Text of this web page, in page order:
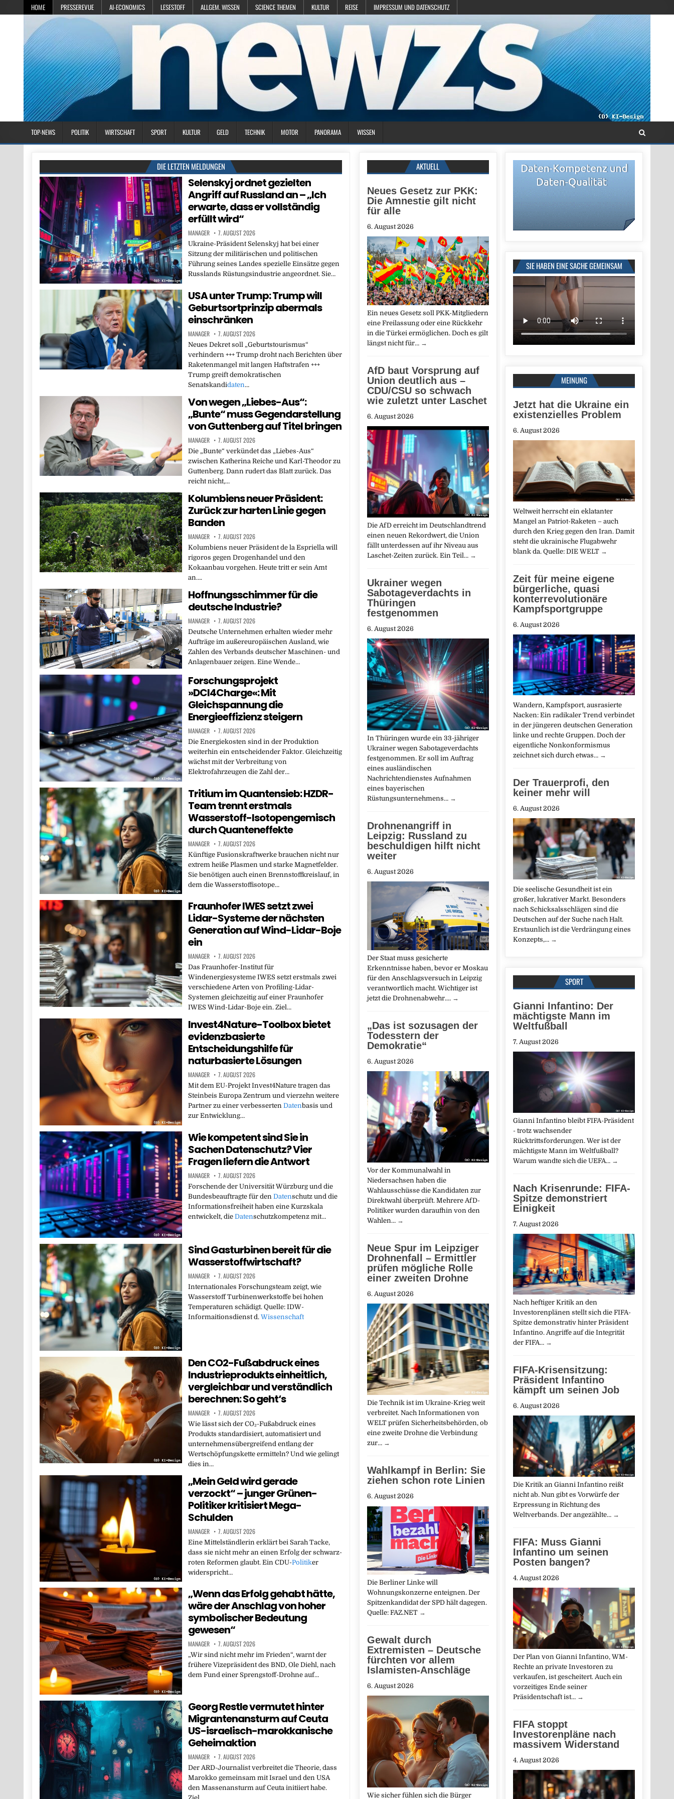
HOME PRESSEREVUE AI-ECONOMICS LESESTOFF ALLGEM. WISSEN SCIENCE THEMEN KULTUR REISE IMPRESSUM UND DATENSCHUTZ
TOP-NEWS POLITIK WIRTSCHAFT SPORT KULTUR GELD TECHNIK MOTOR PANORAMA WISSEN
DIE LETZTEN MELDUNGEN
Selenskyj ordnet gezielten
Angriff auf Russland an – „Ich
erwarte, dass er vollständig
erfüllt wird“
MANAGER 7. AUGUST 2026
Ukraine-Präsident Selenskyj hat bei einer
Sitzung der militärischen und politischen
Führung seines Landes spezielle Einsätze gegen
Russlands Rüstungsindustrie angeordnet. Sie…
USA unter Trump: Trump will
Geburtsortprinzip abermals
einschränken
MANAGER 7. AUGUST 2026
Neues Dekret soll „Geburtstourismus“
verhindern +++ Trump droht nach Berichten über
Raketenmangel mit langen Haftstrafen +++
Trump greift demokratischen
Senatskandidaten…
Von wegen „Liebes-Aus“:
„Bunte“ muss Gegendarstellung
von Guttenberg auf Titel bringen
MANAGER 7. AUGUST 2026
Die „Bunte“ verkündet das „Liebes-Aus“
zwischen Katherina Reiche und Karl-Theodor zu
Guttenberg. Dann rudert das Blatt zurück. Das
reicht nicht,…
Kolumbiens neuer Präsident:
Zurück zur harten Linie gegen
Banden
MANAGER 7. AUGUST 2026
Kolumbiens neuer Präsident de la Espriella will
rigoros gegen Drogenhandel und den
Kokaanbau vorgehen. Heute tritt er sein Amt
an….
Hoffnungsschimmer für die
deutsche Industrie?
MANAGER 7. AUGUST 2026
Deutsche Unternehmen erhalten wieder mehr
Aufträge im außereuropäischen Ausland, wie
Zahlen des Verbands deutscher Maschinen- und
Anlagenbauer zeigen. Eine Wende…
Forschungsprojekt
»DCI4Charge«: Mit
Gleichspannung die
Energieeffizienz steigern
MANAGER 7. AUGUST 2026
Die Energiekosten sind in der Produktion
weiterhin ein entscheidender Faktor. Gleichzeitig
wächst mit der Verbreitung von
Elektrofahrzeugen die Zahl der…
Tritium im Quantensieb: HZDR-
Team trennt erstmals
Wasserstoff-Isotopengemisch
durch Quanteneffekte
MANAGER 7. AUGUST 2026
Künftige Fusionskraftwerke brauchen nicht nur
extrem heiße Plasmen und starke Magnetfelder.
Sie benötigen auch einen Brennstoffkreislauf, in
dem die Wasserstoffisotope…
Fraunhofer IWES setzt zwei
Lidar-Systeme der nächsten
Generation auf Wind-Lidar-Boje
ein
MANAGER 7. AUGUST 2026
Das Fraunhofer-Institut für
Windenergiesysteme IWES setzt erstmals zwei
verschiedene Arten von Profiling-Lidar-
Systemen gleichzeitig auf einer Fraunhofer
IWES Wind-Lidar-Boje ein. Ziel…
Invest4Nature-Toolbox bietet
evidenzbasierte
Entscheidungshilfe für
naturbasierte Lösungen
MANAGER 7. AUGUST 2026
Mit dem EU-Projekt Invest4Nature tragen das
Steinbeis Europa Zentrum und vierzehn weitere
Partner zu einer verbesserten Datenbasis und
zur Entwicklung…
Wie kompetent sind Sie in
Sachen Datenschutz? Vier
Fragen liefern die Antwort
MANAGER 7. AUGUST 2026
Forschende der Universität Würzburg und die
Bundesbeauftragte für den Datenschutz und die
Informationsfreiheit haben eine Kurzskala
entwickelt, die Datenschutzkompetenz mit…
Sind Gasturbinen bereit für die
Wasserstoffwirtschaft?
MANAGER 7. AUGUST 2026
Internationales Forschungsteam zeigt, wie
Wasserstoff Turbinenwerkstoffe bei hohen
Temperaturen schädigt. Quelle: IDW-
Informaitionsdienst d. Wissenschaft
Den CO2-Fußabdruck eines
Industrieprodukts einheitlich,
vergleichbar und verständlich
berechnen: So geht‘s
MANAGER 7. AUGUST 2026
Wie lässt sich der CO₂-Fußabdruck eines
Produkts standardisiert, automatisiert und
unternehmensübergreifend entlang der
Wertschöpfungskette ermitteln? Und wie gelingt
dies in…
„Mein Geld wird gerade
verzockt“ – junger Grünen-
Politiker kritisiert Mega-
Schulden
MANAGER 7. AUGUST 2026
Eine Mittelständlerin erklärt bei Sarah Tacke,
dass sie nicht mehr an einen Erfolg der schwarz-
roten Reformen glaubt. Ein CDU-Politiker
widerspricht…
„Wenn das Erfolg gehabt hätte,
wäre der Anschlag von hoher
symbolischer Bedeutung
gewesen“
MANAGER 7. AUGUST 2026
„Wir sind nicht mehr im Frieden“, warnt der
frühere Vizepräsident des BND, Ole Diehl, nach
dem Fund einer Sprengstoff-Drohne auf…
Georg Restle vermutet hinter
Migrantenansturm auf Ceuta
US-israelisch-marokkanische
Geheimaktion
MANAGER 7. AUGUST 2026
Der ARD-Journalist verbreitet die Theorie, dass
Marokko gemeinsam mit Israel und den USA
den Massenansturm auf Ceuta initiiert habe.
SIE HABEN EINE SACHE GEMEINSAM
MEINUNG
Jetzt hat die Ukraine ein
existenzielles Problem
6. August 2026
Weltweit herrscht ein eklatanter
Mangel an Patriot-Raketen – auch
durch den Krieg gegen den Iran. Damit
steht die ukrainische Flugabwehr
blank da. Quelle: DIE WELT →
Zeit für meine eigene
bürgerliche, quasi
konterrevolutionäre
Kampfsportgruppe
6. August 2026
Wandern, Kampfsport, ausrasierte
Nacken: Ein radikaler Trend verbindet
in der jüngeren deutschen Generation
linke und rechte Gruppen. Doch der
eigentliche Nonkonformismus
zeichnet sich durch etwas… →
Der Trauerprofi, den
keiner mehr will
6. August 2026
Die seelische Gesundheit ist ein
großer, lukrativer Markt. Besonders
nach Schicksalsschlägen sind die
Deutschen auf der Suche nach Halt.
Erstaunlich ist die Verdrängung eines
Konzepts,… →
SPORT
Gianni Infantino: Der
mächtigste Mann im
Weltfußball
7. August 2026
Gianni Infantino bleibt FIFA-Präsident
- trotz wachsender
Rücktrittsforderungen. Wer ist der
mächtigste Mann im Weltfußball?
Warum wandte sich die UEFA… →
Nach Krisenrunde: FIFA-
Spitze demonstriert
Einigkeit
7. August 2026
Nach heftiger Kritik an den
Investorenplänen stellt sich die FIFA-
Spitze demonstrativ hinter Präsident
Infantino. Angriffe auf die Integrität
der FIFA… →
FIFA-Krisensitzung:
Präsident Infantino
kämpft um seinen Job
6. August 2026
Die Kritik an Gianni Infantino reißt
nicht ab. Nun gibt es Vorwürfe der
Erpressung in Richtung des
Weltverbands. Der angezählte… →
FIFA: Muss Gianni
Infantino um seinen
Posten bangen?
4. August 2026
Der Plan von Gianni Infantino, WM-
Rechte an private Investoren zu
verkaufen, ist gescheitert. Auch ein
vorzeitiges Ende seiner
Präsidentschaft ist… →
FIFA stoppt
Investorenpläne nach
massivem Widerstand
4. August 2026
AKTUELL
Neues Gesetz zur PKK:
Die Amnestie gilt nicht
für alle
6. August 2026
Ein neues Gesetz soll PKK-Mitgliedern
eine Freilassung oder eine Rückkehr
in die Türkei ermöglichen. Doch es gilt
längst nicht für… →
AfD baut Vorsprung auf
Union deutlich aus –
CDU/CSU so schwach
wie zuletzt unter Laschet
6. August 2026
Die AfD erreicht im Deutschlandtrend
einen neuen Rekordwert, die Union
fällt unterdessen auf ihr Niveau aus
Laschet-Zeiten zurück. Ein Teil… →
Ukrainer wegen
Sabotageverdachts in
Thüringen
festgenommen
6. August 2026
In Thüringen wurde ein 33-jähriger
Ukrainer wegen Sabotageverdachts
festgenommen. Er soll im Auftrag
eines ausländischen
Nachrichtendienstes Aufnahmen
eines bayerischen
Rüstungsunternehmens… →
Drohnenangriff in
Leipzig: Russland zu
beschuldigen hilft nicht
weiter
6. August 2026
Der Staat muss gesicherte
Erkenntnisse haben, bevor er Moskau
für den Anschlagsversuch in Leipzig
verantwortlich macht. Wichtiger ist
jetzt die Drohnenabwehr.… →
„Das ist sozusagen der
Todesstern der
Demokratie“
6. August 2026
Vor der Kommunalwahl in
Niedersachsen haben die
Wahlausschüsse die Kandidaten zur
Direktwahl überprüft. Mehrere AfD-
Politiker wurden daraufhin von den
Wahlen… →
Neue Spur im Leipziger
Drohnenfall – Ermittler
prüfen mögliche Rolle
einer zweiten Drohne
6. August 2026
Die Technik ist im Ukraine-Krieg weit
verbreitet. Nach Informationen von
WELT prüfen Sicherheitsbehörden, ob
eine zweite Drohne die Verbindung
zur… →
Wahlkampf in Berlin: Sie
ziehen schon rote Linien
6. August 2026
Die Berliner Linke will
Wohnungskonzerne enteignen. Der
Spitzenkandidat der SPD hält dagegen.
Quelle: FAZ.NET →
Gewalt durch
Extremisten – Deutsche
fürchten vor allem
Islamisten-Anschläge
6. August 2026
Wie sicher fühlen sich die Bürger